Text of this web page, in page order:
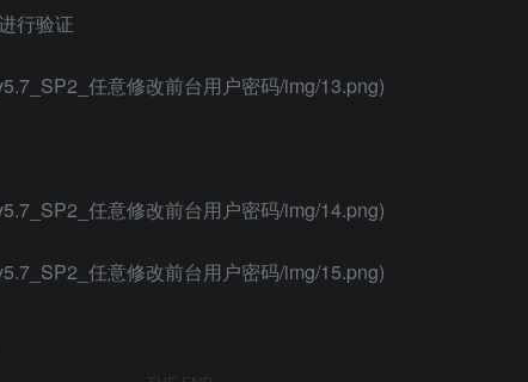
行验证
任意修改前台用户密码/img/13.png)
任意修改前台用户密码/img/14.png)
任意修改前台用户密码/img/15.png)